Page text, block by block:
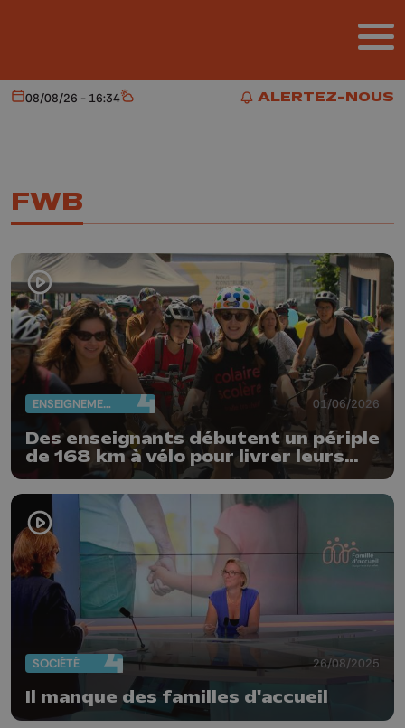
ALERTEZ-NOUS
ALERTEZ-NOUS
Aujourd'hui
08/08/26 - 16:34 Météo
FWB
ENSEIGNEMENT 01/06/2026
Des enseignants débutent un périple
de 168 km à vélo pour livrer leurs
revendications
SOCIÉTÉ 26/08/2025
Il manque des familles d'accueil